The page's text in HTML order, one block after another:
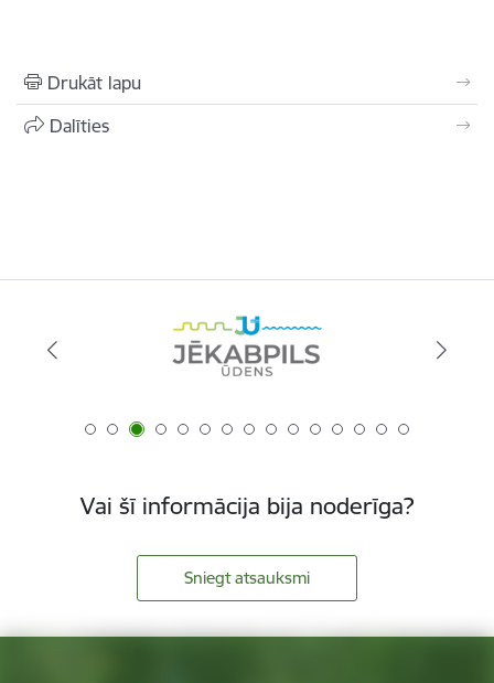
Drukāt lapu
Dalīties
Vai šī informācija bija noderīga?
Sniegt atsauksmi